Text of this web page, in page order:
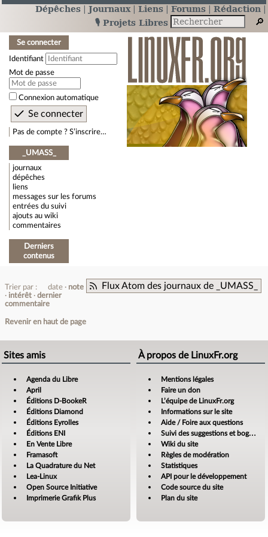
Dépêches Journaux Liens Forums
Rédaction
🎙️ Projets Libres
Se connecter
Identifiant
Mot de passe
Connexion automatique
Pas de compte ? S’inscrire…
_UMASS_
journaux
dépêches
liens
messages sur les forums
entrées du suivi
ajouts au wiki
commentaires
Derniers
contenus
Flux Atom des journaux de _UMASS_
Trier par : date
note
intérêt
dernier
commentaire
Revenir en haut de page
Sites amis
Agenda du Libre
April
Éditions D-BookeR
Éditions Diamond
Éditions Eyrolles
Éditions ENI
En Vente Libre
Framasoft
La Quadrature du Net
Lea-Linux
Open Source Initiative
Imprimerie Grafik Plus
À propos de LinuxFr.org
Mentions légales
Faire un don
L’équipe de LinuxFr.org
Informations sur le site
Aide / Foire aux questions
Suivi des suggestions et bogues
Wiki du site
Règles de modération
Statistiques
API pour le développement
Code source du site
Plan du site